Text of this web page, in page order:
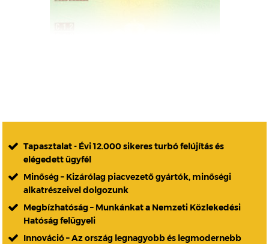
Tapasztalat - Évi 12.000 sikeres turbó felújítás és
elégedett ügyfél
Minőség – Kizárólag piacvezető gyártók, minőségi
alkatrészeivel dolgozunk
Megbízhatóság – Munkánkat a Nemzeti Közlekedési
Hatóság felügyeli
Innováció – Az ország legnagyobb és legmodernebb